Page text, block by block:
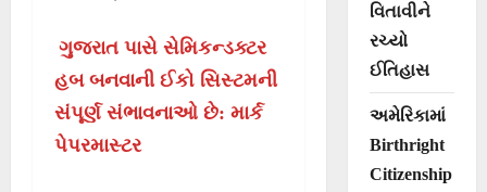
ગુજરાત પાસે સેમિકન્‍ડક્ટર
હબ બનવાની ઈકો સિસ્ટમની
સંપૂર્ણ સંભાવનાઓ છે: માર્ક
પેપરમાસ્ટર
વિતાવીને
રચ્યો
ઈતિહાસ
અમેરિકામાં
Birthright
Citizenship